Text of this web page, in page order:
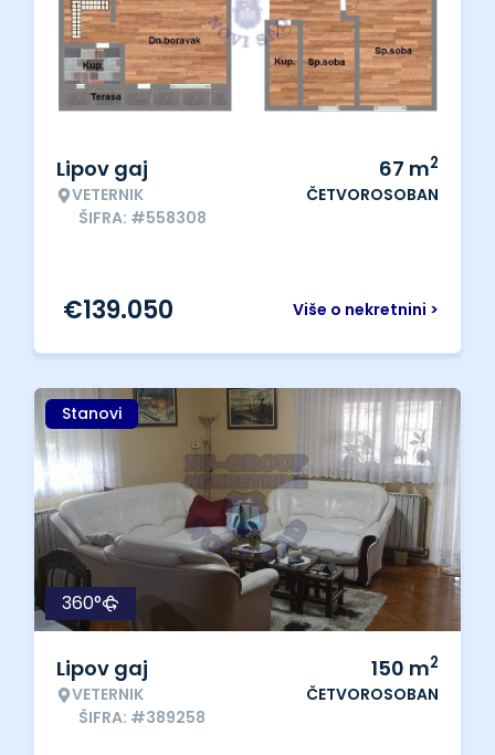
Lipov gaj
VETERNIK
ŠIFRA: #558308
67 m2
ČETVOROSOBAN
Više o nekretnini >
€139.050
Stanovi
360°
Lipov gaj
VETERNIK
ŠIFRA: #389258
150 m2
ČETVOROSOBAN